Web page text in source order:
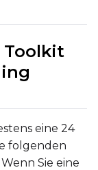
Toolkit
eine 24
folgenden
Sie eine